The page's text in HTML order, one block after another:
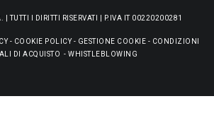
| TUTTI I DIRITTI RISERVATI | P.IVA IT 00220200281
- COOKIE POLICY- GESTIONE COOKIE - CONDIZIONI
DI ACQUISTO - WHISTLEBLOWING